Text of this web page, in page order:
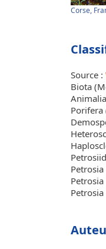
Corse,
Source :
Biota
Porifera
Petrosia